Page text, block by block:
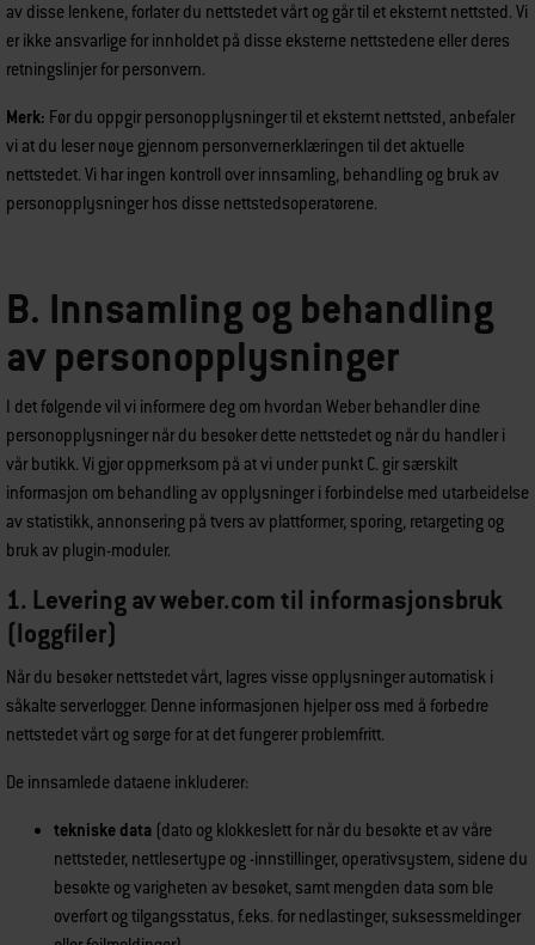
av disse lenkene, forlater du nettstedet vårt og går til et eksternt nettsted. Vi
er ikke ansvarlige for innholdet på disse eksterne nettstedene eller deres
retningslinjer for personvern.
Merk: Før du oppgir personopplysninger til et eksternt nettsted, anbefaler
vi at du leser nøye gjennom personvernerklæringen til det aktuelle
nettstedet. Vi har ingen kontroll over innsamling, behandling og bruk av
personopplysninger hos disse nettstedsoperatørene.
B. Innsamling og behandling
av personopplysninger
I det følgende vil vi informere deg om hvordan Weber behandler dine
personopplysninger når du besøker dette nettstedet og når du handler i
vår butikk. Vi gjør oppmerksom på at vi under punkt C. gir særskilt
informasjon om behandling av opplysninger i forbindelse med utarbeidelse
av statistikk, annonsering på tvers av plattformer, sporing, retargeting og
bruk av plugin-moduler.
1. Levering av weber.com til informasjonsbruk
(loggfiler)
Når du besøker nettstedet vårt, lagres visse opplysninger automatisk i
såkalte serverlogger. Denne informasjonen hjelper oss med å forbedre
nettstedet vårt og sørge for at det fungerer problemfritt.
De innsamlede dataene inkluderer:
tekniske data (dato og klokkeslett for når du besøkte et av våre
nettsteder, nettlesertype og -innstillinger, operativsystem, sidene du
besøkte og varigheten av besøket, samt mengden data som ble
overført og tilgangsstatus, f.eks. for nedlastinger, suksessmeldinger